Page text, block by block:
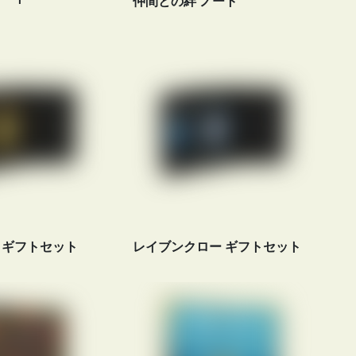
フトセット レイブンクロー ギフトセット